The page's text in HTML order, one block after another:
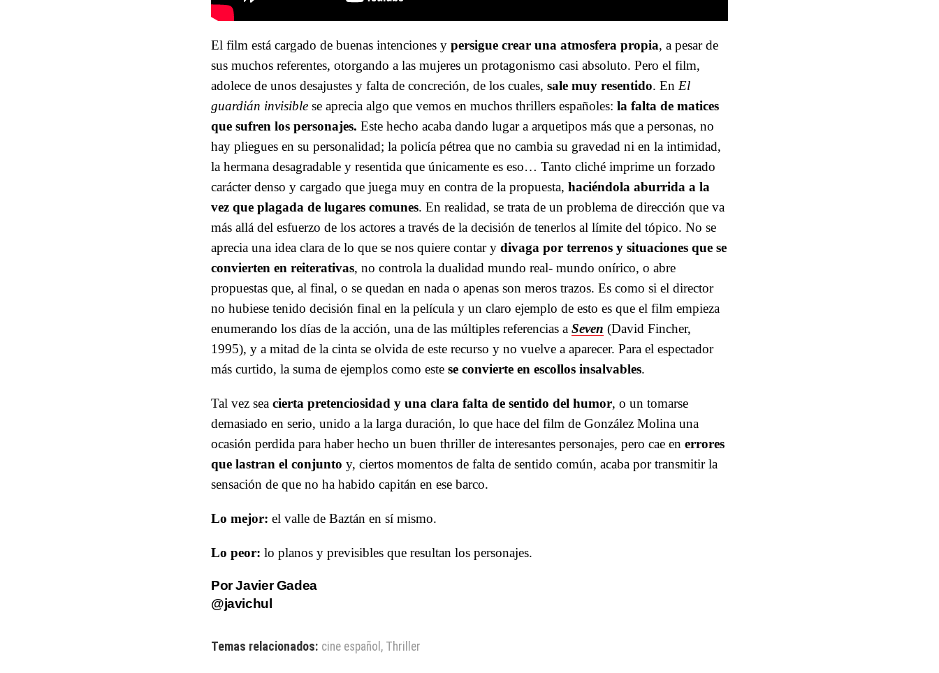
El film está cargado de buenas intenciones y persigue crear una atmosfera propia, a pesar de
sus muchos referentes, otorgando a las mujeres un protagonismo casi absoluto. Pero el film,
adolece de unos desajustes y falta de concreción, de los cuales, sale muy resentido. En El
guardián invisible se aprecia algo que vemos en muchos thrillers españoles: la falta de matices
que sufren los personajes. Este hecho acaba dando lugar a arquetipos más que a personas, no
hay pliegues en su personalidad; la policía pétrea que no cambia su gravedad ni en la intimidad,
la hermana desagradable y resentida que únicamente es eso… Tanto cliché imprime un forzado
carácter denso y cargado que juega muy en contra de la propuesta, haciéndola aburrida a la
vez que plagada de lugares comunes. En realidad, se trata de un problema de dirección que va
más allá del esfuerzo de los actores a través de la decisión de tenerlos al límite del tópico. No se
aprecia una idea clara de lo que se nos quiere contar y divaga por terrenos y situaciones que se
convierten en reiterativas, no controla la dualidad mundo real- mundo onírico, o abre
propuestas que, al final, o se quedan en nada o apenas son meros trazos. Es como si el director
no hubiese tenido decisión final en la película y un claro ejemplo de esto es que el film empieza
enumerando los días de la acción, una de las múltiples referencias a Seven (David Fincher,
1995), y a mitad de la cinta se olvida de este recurso y no vuelve a aparecer. Para el espectador
más curtido, la suma de ejemplos como este se convierte en escollos insalvables.
Tal vez sea cierta pretenciosidad y una clara falta de sentido del humor, o un tomarse
demasiado en serio, unido a la larga duración, lo que hace del film de González Molina una
ocasión perdida para haber hecho un buen thriller de interesantes personajes, pero cae en errores
que lastran el conjunto y, ciertos momentos de falta de sentido común, acaba por transmitir la
sensación de que no ha habido capitán en ese barco.
Lo mejor: el valle de Baztán en sí mismo.
Lo peor: lo planos y previsibles que resultan los personajes.
Por Javier Gadea
@javichul
Temas relacionados: cine español , Thriller